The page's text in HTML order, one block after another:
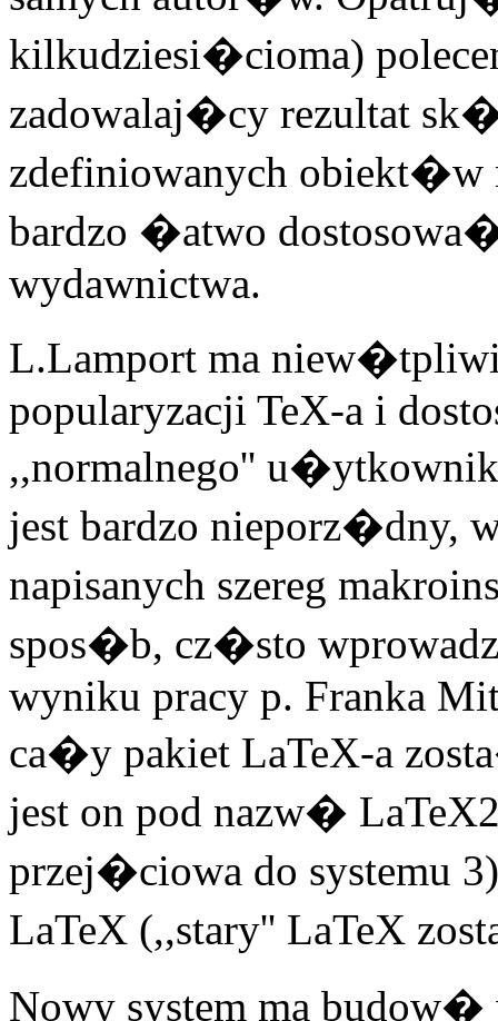
kilkudziesi�cioma)
zadowalaj�cy rezultat
zdefiniowanych
bardzo �atwo
wydawnictwa.
L.Lamport ma
popularyzacji TeX-a i
,,normalnego''
jest bardzo nieporz�dny,
napisanych szereg
spos�b, cz�sto
wyniku pracy p. Franka
ca�y pakiet LaTeX-a
jest on pod nazw�
przej�ciowa do systemu
LaTeX (,,stary'' LaTeX
Nowy system ma